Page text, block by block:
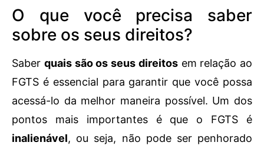
O que você precisa saber
sobre os seus direitos?
Saber quais são os seus direitosem relação ao
FGTS é essencial para garantir que você possa
acessá-lo da melhor maneira possível. Um dos
pontos mais importantes é que o FGTS é
inalienável, ou seja, não pode ser penhorado